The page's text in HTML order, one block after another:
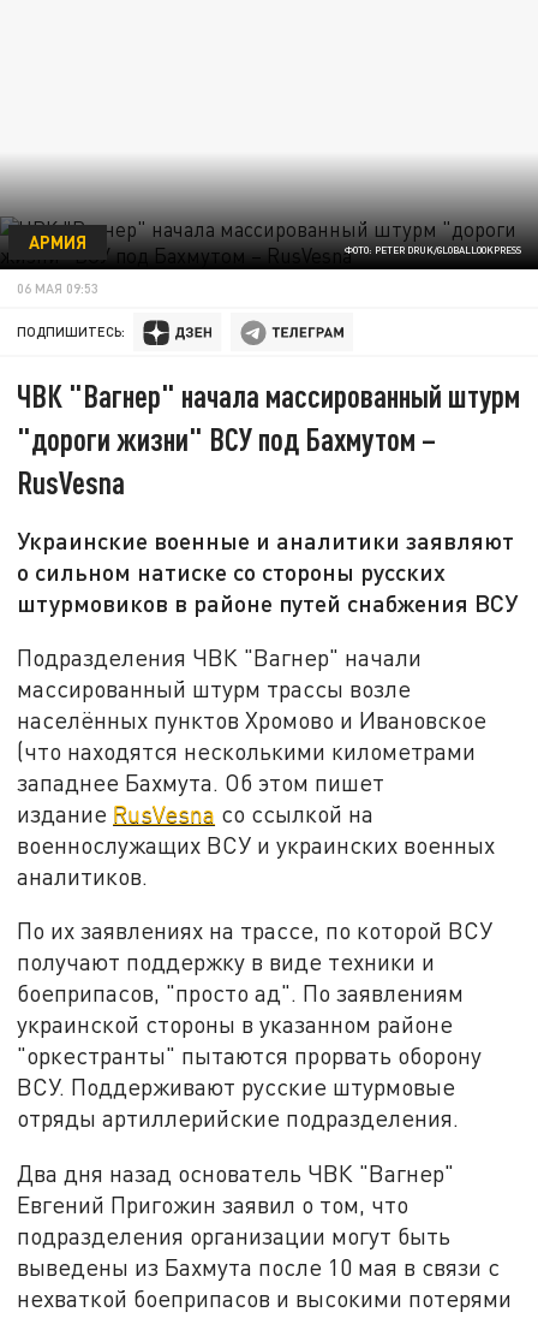
ФОТО: PETER DRUK/GLOBALLOOKPRESS
АРМИЯ
06 МАЯ 09:53
ПОДПИШИТЕСЬ:
ЧВК "Вагнер" начала массированный штурм
"дороги жизни" ВСУ под Бахмутом –
RusVesna
Украинские военные и аналитики заявляют
о сильном натиске со стороны русских
штурмовиков в районе путей снабжения ВСУ
Подразделения ЧВК "Вагнер" начали
массированный штурм трассы возле
населённых пунктов Хромово и Ивановское
(что находятся несколькими километрами
западнее Бахмута. Об этом пишет
издание RusVesna со ссылкой на
военнослужащих ВСУ и украинских военных
аналитиков.
По их заявлениях на трассе, по которой ВСУ
получают поддержку в виде техники и
боеприпасов, "просто ад". По заявлениям
украинской стороны в указанном районе
"оркестранты" пытаются прорвать оборону
ВСУ. Поддерживают русские штурмовые
отряды артиллерийские подразделения.
Два дня назад основатель ЧВК "Вагнер"
Евгений Пригожин заявил о том, что
подразделения организации могут быть
выведены из Бахмута после 10 мая в связи с
нехваткой боеприпасов и высокими потерями